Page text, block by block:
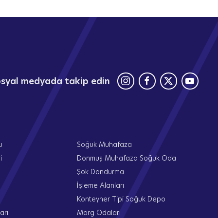
medyada takip edin
Soğuk Muhafaza
Donmuş Muhafaza Soğuk Oda
Şok Dondurma
İşleme Alanları
Konteyner Tipi Soğuk Depo
Morg Odaları